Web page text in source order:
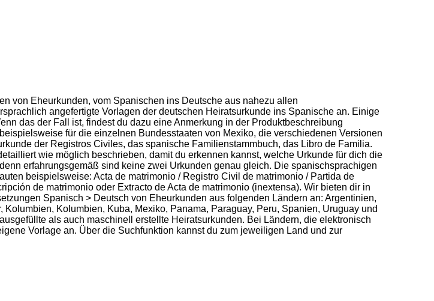
von Eheurkunden, vom Spanischen ins Deutsche aus nahezu allen
angefertigte Vorlagen der deutschen Heiratsurkunde ins Spanische an. Einige
das der Fall ist, findest du dazu eine Anmerkung in der Produktbeschreibung
für die einzelnen Bundesstaaten von Mexiko, die verschiedenen Versionen
der Registros Civiles, das spanische Familienstammbuch, das Libro de Familia.
wie möglich beschrieben, damit du erkennen kannst, welche Urkunde für dich die
erfahrungsgemäß sind keine zwei Urkunden genau gleich. Die spanischsprachigen
beispielsweise: Acta de matrimonio / Registro Civil de matrimonio / Partida de
de matrimonio oder Extracto de Acta de matrimonio (inextensa). Wir bieten dir in
Spanisch > Deutsch von Eheurkunden aus folgenden Ländern an: Argentinien,
Kolumbien, Kuba, Mexiko, Panama, Paraguay, Peru, Spanien, Uruguay und
als auch maschinell erstellte Heiratsurkunden. Bei Ländern, die elektronisch
Vorlage an. Über die Suchfunktion kannst du zum jeweiligen Land und zur